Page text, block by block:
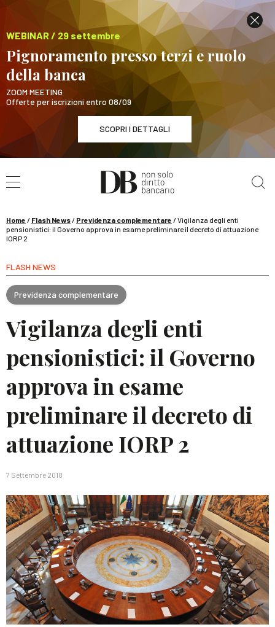
WEBINAR / 29 settembre
Pignoramento presso terzi e ruolo
della banca
ZOOM MEETING
Offerte per iscrizioni entro 08/09
SCOPRI I DETTAGLI
WEBINAR / 29 settembre
Pignoramento presso terzi e ruolo della banca
Home / Flash News/ Previdenza complementare /Vigilanza degli enti
pensionistici: il Governo approva in esame preliminare il decreto di attuazione
IORP 2
FLASH NEWS
Previdenza complementare
Vigilanza degli enti
pensionistici: il Governo
approva in esame
preliminare il decreto di
attuazione IORP 2
7 Settembre 2018